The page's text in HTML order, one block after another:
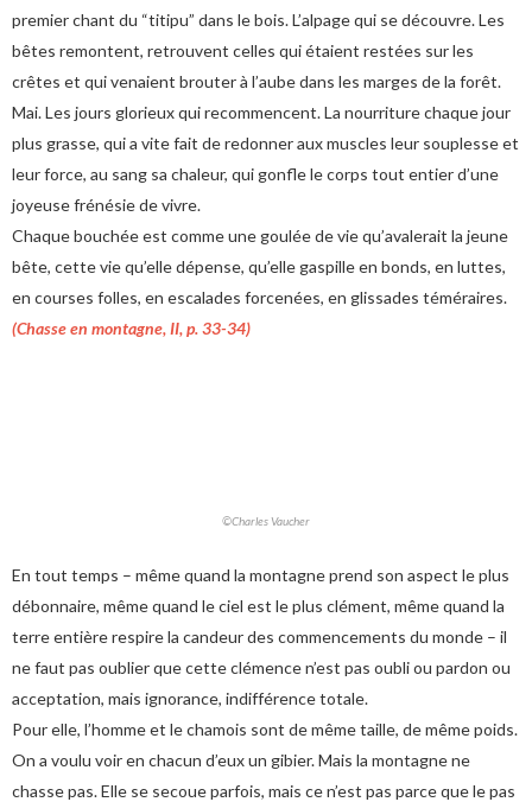
premier chant du “titipu” dans le bois. L’alpage qui se découvre. Les
bêtes remontent, retrouvent celles qui étaient restées sur les
crêtes et qui venaient brouter à l’aube dans les marges de la forêt.
Mai. Les jours glorieux qui recommencent. La nourriture chaque jour
plus grasse, qui a vite fait de redonner aux muscles leur souplesse et
leur force, au sang sa chaleur, qui gonfle le corps tout entier d’une
joyeuse frénésie de vivre.
Chaque bouchée est comme une goulée de vie qu’avalerait la jeune
bête, cette vie qu’elle dépense, qu’elle gaspille en bonds, en luttes,
en courses folles, en escalades forcenées, en glissades téméraires.
(Chasse en montagne, II, p. 33-34)
©Charles Vaucher
En tout temps – même quand la montagne prend son aspect le plus
débonnaire, même quand le ciel est le plus clément, même quand la
terre entière respire la candeur des commencements du monde – il
ne faut pas oublier que cette clémence n’est pas oubli ou pardon ou
acceptation, mais ignorance, indifférence totale.
Pour elle, l’homme et le chamois sont de même taille, de même poids.
On a voulu voir en chacun d’eux un gibier. Mais la montagne ne
chasse pas. Elle se secoue parfois, mais ce n’est pas parce que le pas